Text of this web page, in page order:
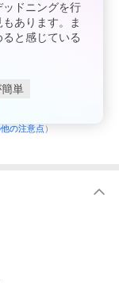
ドニングを行
あります。ま
と感じている
単
の注意点 ）